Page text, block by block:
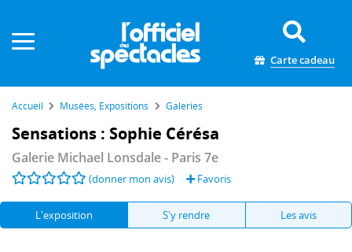
Carte cadeau
Accueil Musées, Expositions Galeries
Sensations : Sophie Cérésa
Galerie Michael Lonsdale- Paris 7e
(donner mon avis) Favoris
L'exposition S'y rendre Les avis